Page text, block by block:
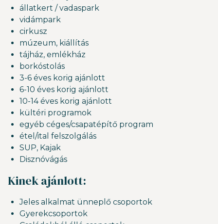
állatkert / vadaspark
vidámpark
cirkusz
múzeum, kiállítás
tájház, emlékház
borkóstolás
3-6 éves korig ajánlott
6-10 éves korig ajánlott
10-14 éves korig ajánlott
kültéri programok
egyéb céges/csapatépítő program
étel/ital felszolgálás
SUP, Kajak
Disznóvágás
Kinek ajánlott:
Jeles alkalmat ünneplő csoportok
Gyerekcsoportok